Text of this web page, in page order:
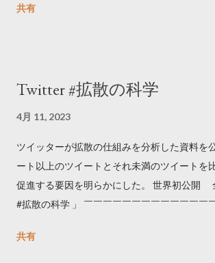
共有
Twitter #拡散の科学
4月 11, 2023
ツイッターが拡散の仕組みを分析した資料を
ート以上のツイートとそれ未満のツイートを
促進する要因を明らかにした。 世界初公開
#拡散の科学 」 ￣￣￣￣￣￣￣￣￣￣￣￣￣
学しました。 ー バズの目安は1300リツイー
共有